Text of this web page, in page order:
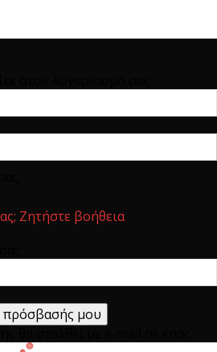
Ζητήστε βοήθεια